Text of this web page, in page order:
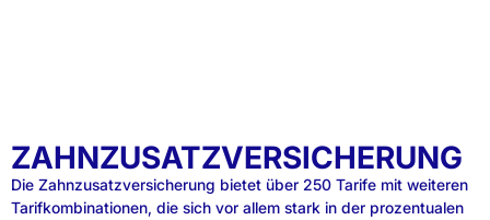
ZAHNZUSATZVERSICHERUNG
Die Zahnzusatzversicherung bietet über 250 Tarife mit weiteren
Tarifkombinationen, die sich vor allem stark in der prozentualen